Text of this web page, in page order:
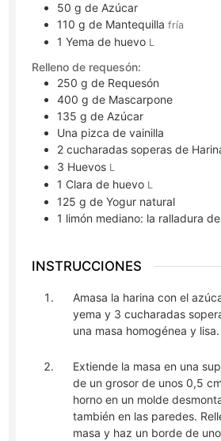
50 g de Azúcar
110 g de Mantequillafría
1 Yema de huevo L
Relleno de requesón:
250 g de Requesón
400 g de Mascarpone
135 g de Azúcar
Una pizca de vainilla
2 cucharadas soperasde
3 Huevos L
1 Clara de huevo L
125 g de Yogur natural
1 limón mediano: la ralladura
INSTRUCCIONES
Amasa la harina con el
yema y 3 cucharadas
una masa homogénea y lisa.
Extiende la masa en una
de un grosor de unos 0,5
horno en un molde
también en las paredes.
masa y haz un borde de